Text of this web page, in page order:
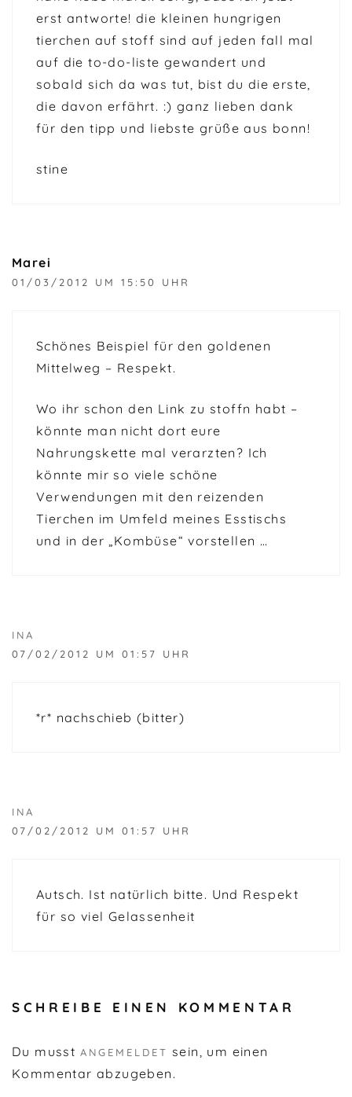
erst antworte! die kleinen hungrigen
tierchen auf stoff sind auf jeden fall mal
auf die to-do-liste gewandert und
sobald sich da was tut, bist du die erste,
die davon erfährt. :) ganz lieben dank
für den tipp und liebste grüße aus bonn!
stine
Marei
01/03/2012 UM 15:50 UHR
Schönes Beispiel für den goldenen
Mittelweg – Respekt.
Wo ihr schon den Link zu stoffn habt –
könnte man nicht dort eure
Nahrungskette mal verarzten? Ich
könnte mir so viele schöne
Verwendungen mit den reizenden
Tierchen im Umfeld meines Esstischs
und in der „Kombüse“ vorstellen …
INA
07/02/2012 UM 01:57 UHR
*r* nachschieb (bitter)
INA
07/02/2012 UM 01:57 UHR
Autsch. Ist natürlich bitte. Und Respekt
für so viel Gelassenheit
SCHREIBE EINEN KOMMENTAR
Du musst ANGEMELDET sein, um einen
Kommentar abzugeben.